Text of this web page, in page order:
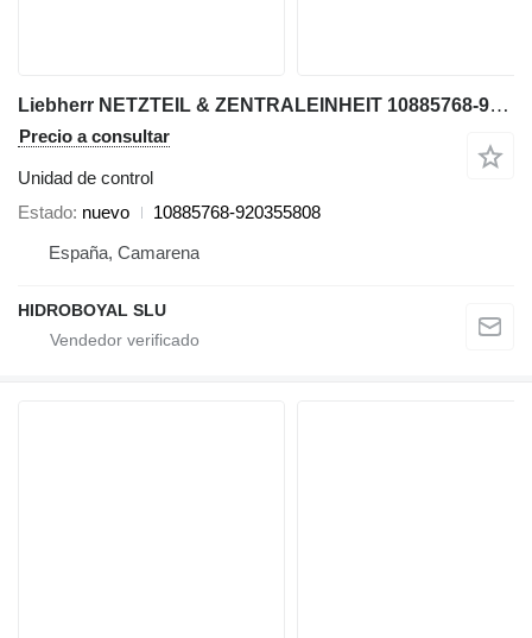
Liebherr NETZTEIL & ZENTRALEINHEIT 10885768-920355808 unidad de control para Liebherr LIEBHERR LTM VARIAS grúa móvil
Precio a consultar
Unidad de control
Estado nuevo
10885768-920355808
España, Camarena
HIDROBOYAL SLU